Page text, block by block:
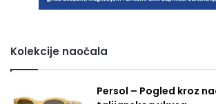
Kolekcije naočala
Persol – Pogled kroz